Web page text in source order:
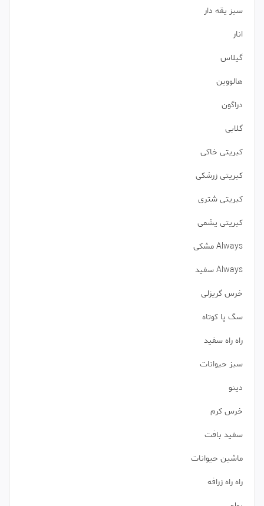
سبز یقه دار
انار
گیلاس
هالووین
دراگون
گلابی
کبریتی خاکی
کبریتی زرشکی
کبریتی شتری
کبریتی یشمی
Always مشکی
Always سفید
خرس گریزلی
سگ پا کوتاه
راه راه سفید
سبز حیوانات
دینو
خرس کرم
سفید بافت
ماشین حیوانات
راه راه زرافه